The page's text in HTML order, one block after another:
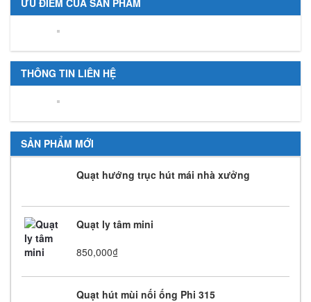
THÔNG TIN LIÊN HỆ
SẢN PHẨM MỚI
Quạt hướng trục hút mái nhà xưởng
Quạt ly tâm mini
850,000₫
Quạt hút mùi nối ống Phi 315